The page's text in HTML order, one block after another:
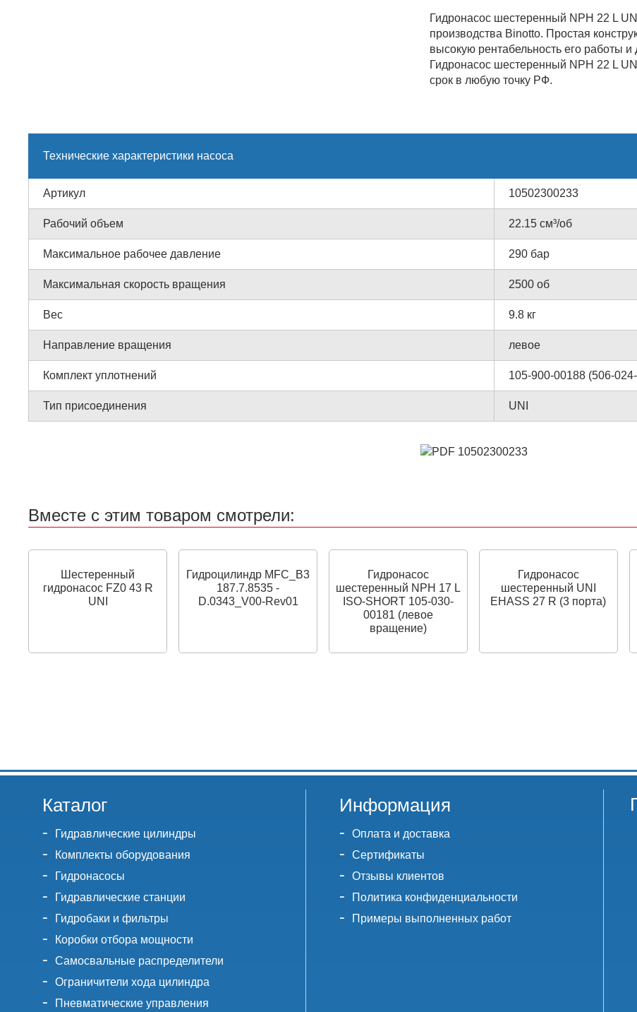
Гидронасос шестеренный NPH 22 L
производства Binotto. Простая
высокую рентабельность его работы
Гидронасос шестеренный NPH 22 L
срок в любую точку РФ.
Технические характеристики насоса
Артикул 10502300233
Рабочий объем 22.15 см³/об
Максимальное рабочее давление 290 бар
Максимальная скорость вращения 2500 об
Вес 9.8 кг
Направление вращения левое
Комплект уплотнений 105-900-00188 (506-
Тип присоединения UNI
Вместе с этим товаром смотрели:
Шестеренный
гидронасос FZ0 43 R
UNI
Гидроцилиндр MFC_B3
187.7.8535 -
D.0343_V00-Rev01
Гидронасос
шестеренный NPH 17 L
ISO-SHORT 105-030-
00181 (левое
вращение)
Гидронасос
шестеренный UNI
EHASS 27 R (3 порта)
Каталог
Гидравлические цилиндры
Комплекты оборудования
Гидронасосы
Гидравлические станции
Гидробаки и фильтры
Коробки отбора мощности
Самосвальные распределители
Ограничители хода цилиндра
Пневматические управления
Информация
Оплата и доставка
Сертификаты
Отзывы клиентов
Политика конфиденциальности
Примеры выполненных работ